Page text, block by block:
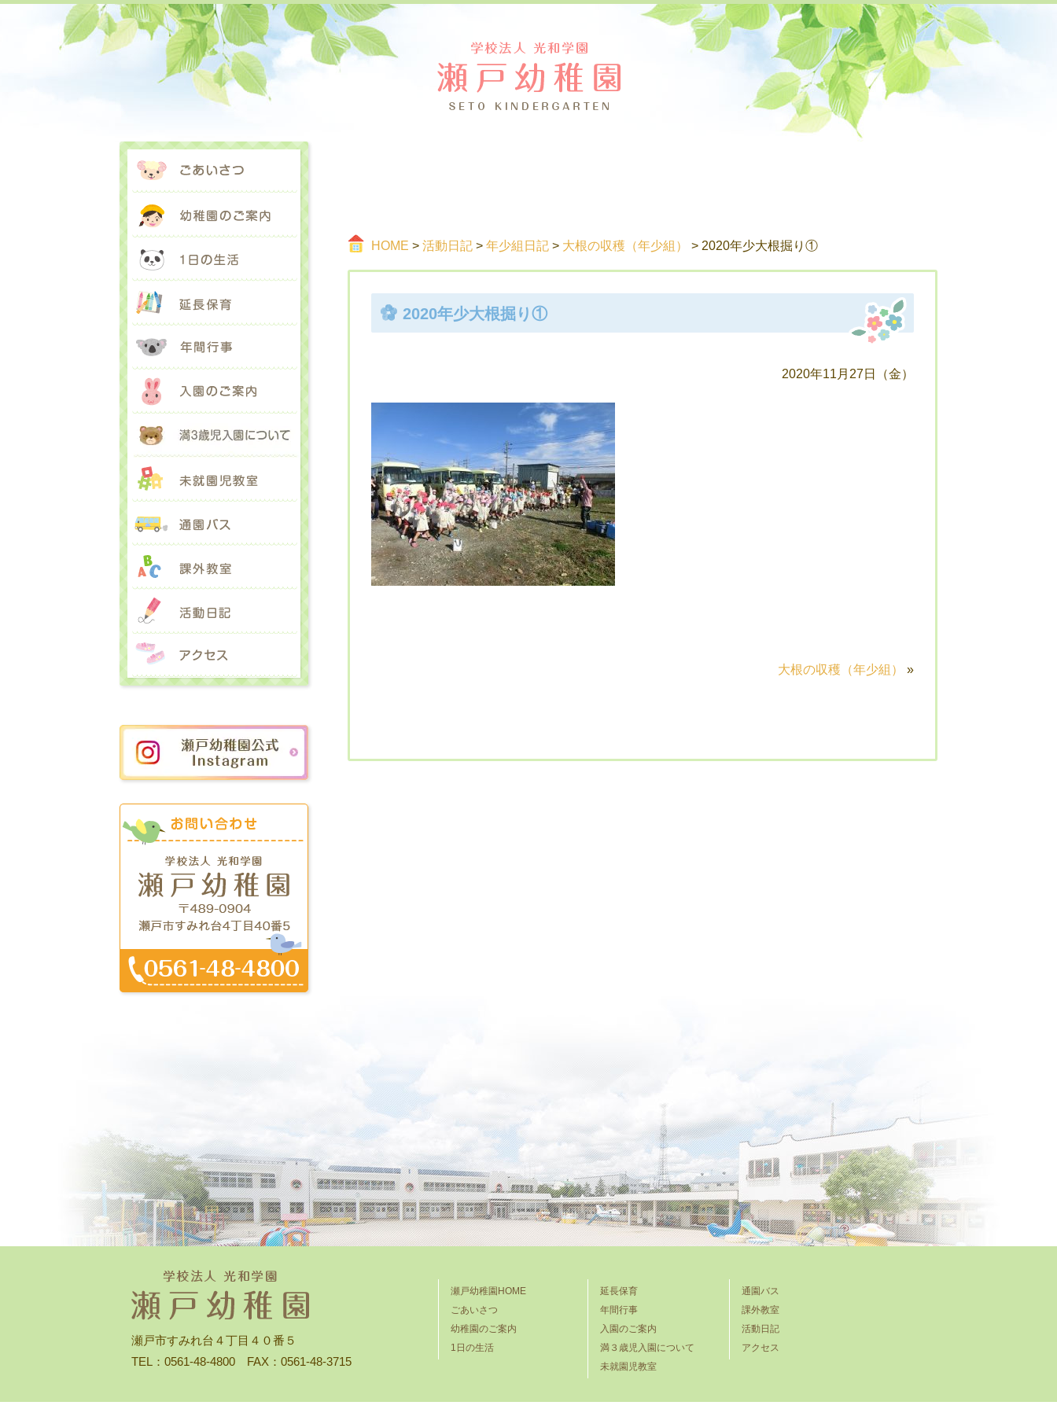
HOME > 活動日記 > 年少組日記 > 大根の収穫（年少組） > 2020年少大根掘り①
2020年少大根掘り①
2020年11月27日（金）
大根の収穫（年少組） »
ごあいさつ
幼稚園のご案内
1日の生活
課外教室
活動日記
アクセス
瀬戸市すみれ台４丁目４０番５
TEL：0561-48-4800 FAX：0561-48-3715
瀬戸幼稚園HOME
ごあいさつ
幼稚園のご案内
1日の生活
延長保育
年間行事
入園のご案内
満３歳児入園について
未就園児教室
通園バス
課外教室
活動日記
アクセス